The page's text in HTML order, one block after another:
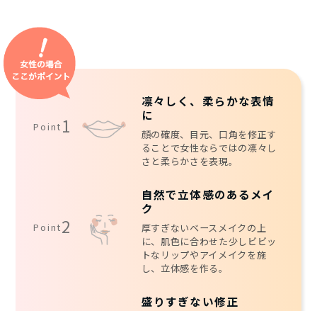
Point 1
凛々しく、柔らかな表情
に
顔の確度、目元、口角を修正す
ることで女性ならではの凛々し
さと柔らかさを表現。
Point2
自然で立体感のあるメイ
ク
厚すぎないベースメイクの上
に、肌色に合わせた少しビビッ
トなリップやアイメイクを施
し、立体感を作る。
盛りすぎない修正